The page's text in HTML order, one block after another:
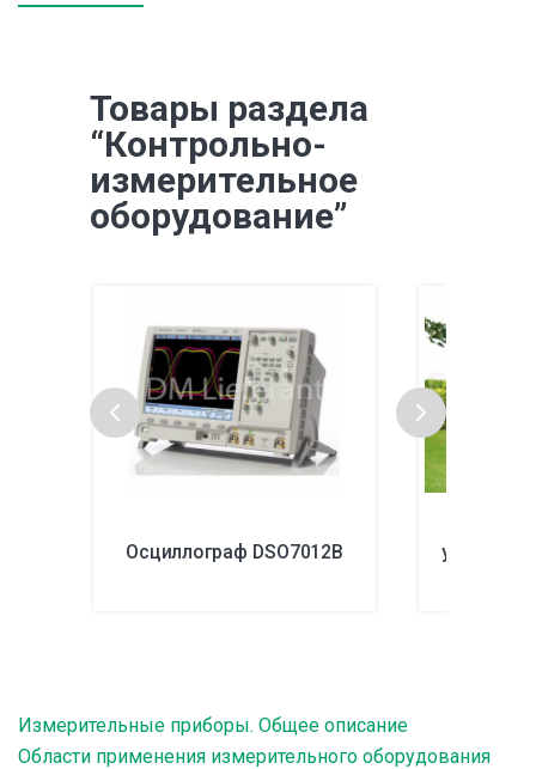
Товары раздела
“Контрольно-
измерительное
оборудование”
Осциллограф DSO7012B
Измерительные приборы. Общее описание
Области применения измерительного оборудования